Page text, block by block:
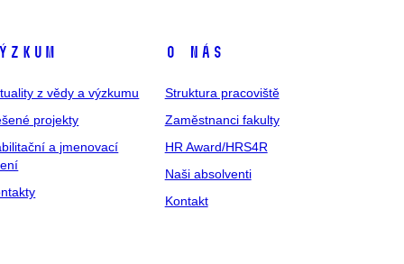
z vědy a výzkumu
projekty
a jmenovací
O nás
Struktura pracoviště
Zaměstnanci fakulty
HR Award/HRS4R
Naši absolventi
Kontakt